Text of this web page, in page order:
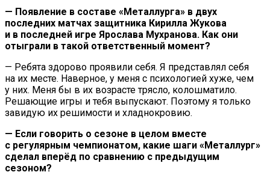
— Появление в составе «Металлурга» в двух
последних матчах защитника Кирилла Жукова
и в последней игре Ярослава Мухранова. Как они
отыграли в такой ответственный момент?
— Ребята здорово проявили себя. Я представлял себя
на их месте. Наверное, у меня с психологией хуже, чем
у них. Меня бы в их возрасте трясло, колошматило.
Решающие игры и тебя выпускают. Поэтому я только
завидую их решимости и хладнокровию.
— Если говорить о сезоне в целом вместе
с регулярным чемпионатом, какие шаги «Металлург»
сделал вперёд по сравнению с предыдущим
сезоном?